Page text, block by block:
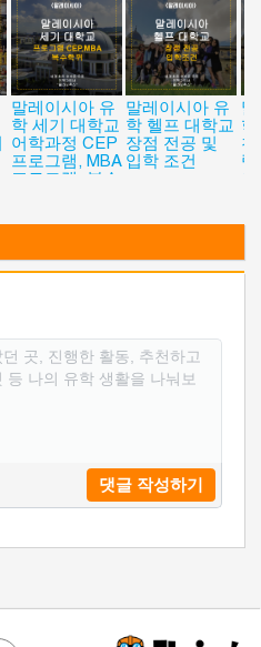
말레이시아 유
학 세기 대학교
어학과정 CEP
프로그램, MBA
프로그램, 복수
말레이시아 유
학 헬프 대학교
장점 전공 및
입학 조건
말
학
천
램
댓글 작성하기